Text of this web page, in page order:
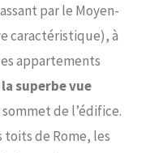
par le Moyen-
caractéristique), à
appartements
la superbe vue
de l’édifice.
de Rome, les